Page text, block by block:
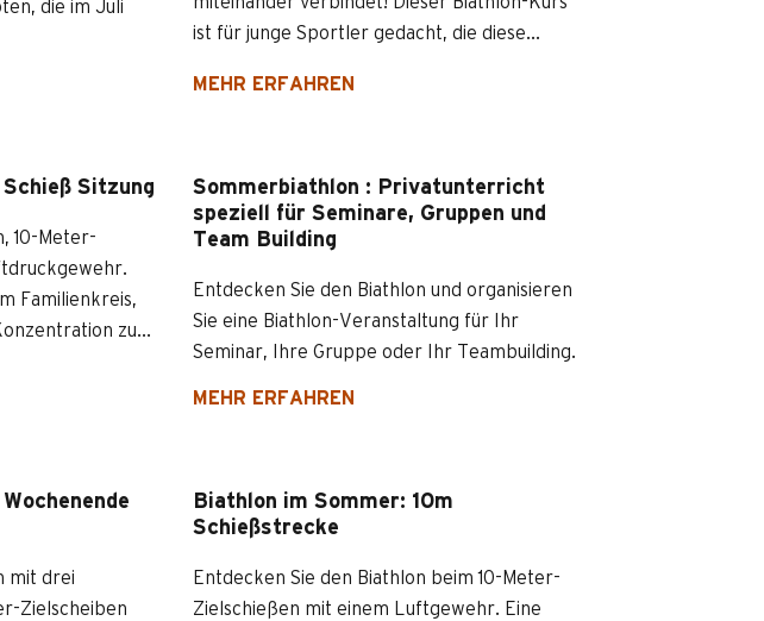
die im Juli
ist für junge Sportler gedacht, die diese...
MEHR ERFAHREN
Sitzung
10-Meter-
Familienkreis,
zu...
Sommerbiathlon : Privatunterricht
speziell für Seminare, Gruppen und
Team Building
Entdecken Sie den Biathlon und organisieren
Sie eine Biathlon-Veranstaltung für Ihr
Seminar, Ihre Gruppe oder Ihr Teambuilding.
MEHR ERFAHREN
mit drei
Zielscheiben
Biathlon im Sommer: 10m
Schießstrecke
Entdecken Sie den Biathlon beim 10-Meter-
Zielschießen mit einem Luftgewehr. Eine